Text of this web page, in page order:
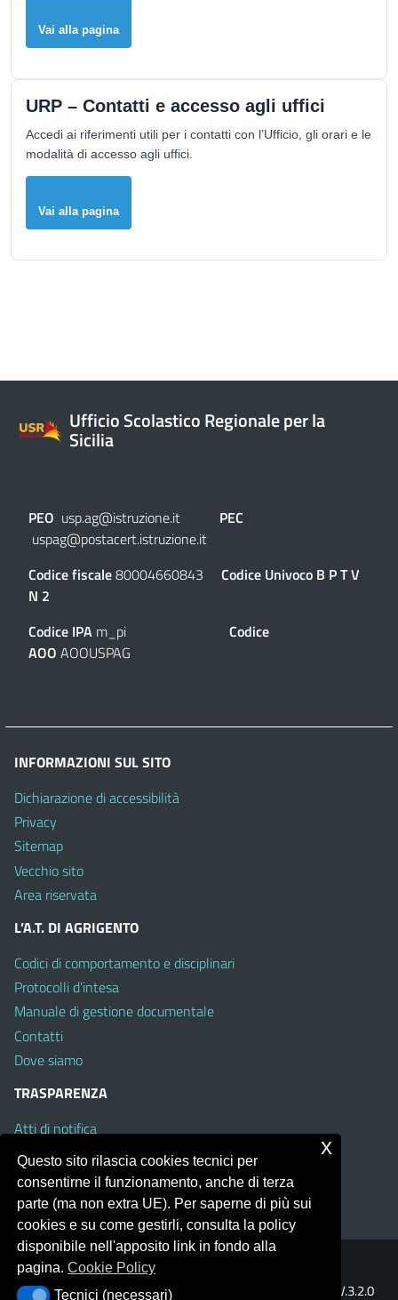
Vai alla pagina
URP – Contatti e accesso agli uffici
Accedi ai riferimenti utili per i contatti con l’Ufficio, gli orari e le
modalità di accesso agli uffici.
Vai alla pagina
Ufficio Scolastico Regionale per la
Sicilia
PEO usp.ag@istruzione.it
PEC
uspag@postacert.istruzione.it
Codice fiscale80004660843 Codice Univoco B P T V
N 2
Codice IPA m_pi Codice
AOO AOOUSPAG
INFORMAZIONI SUL SITO
Dichiarazione di accessibilità
Privacy
Sitemap
Vecchio sito
Area riservata
L’A.T. DI AGRIGENTO
Codici di comportamento e disciplinari
Protocolli d’intesa
Manuale di gestione documentale
Contatti
Dove siamo
TRASPARENZA
Atti di notifica
Albo on line
Amministrazione Trasparente
Obiettivi di Accessibilità
Portale realizzato con la piattaforma
Template Italia configurato sul tema accessibile
V.3.2.0
Questo sito rilascia cookies tecnici per
consentirne il funzionamento, anche di terza
parte (ma non extra UE). Per saperne di più sui
cookies e su come gestirli, consulta la policy
disponibile nell'apposito link in fondo alla
pagina.Cookie Policy
Tecnici (necessari)
Tecnici (necessari)
x